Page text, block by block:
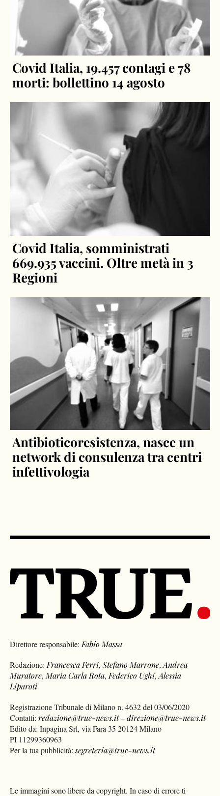
Covid Italia, 19.457 contagi e 78
morti: bollettino 14 agosto
Covid Italia, somministrati
669.935 vaccini. Oltre metà in 3
Regioni
Antibioticoresistenza, nasce un
network di consulenza tra centri
infettivologia
Direttore responsabile: Fabio Massa
Redazione: Francesca Ferri,Stefano Marrone,Andrea
Muratore, Maria Carla Rota, Federico Ughi,Alessia
Liparoti
Registrazione Tribunale di Milano n. 4632 del 03/06/2020
Contatti:redazione@true-news.it–direzione@true-news.it
Edito da: Inpagina Srl, via Fara 35 20124 Milano
PI 11299360963
Per la tua pubblicità:segreteria@true-news.it
Le immagini sono libere da copyright. In caso di errore ti